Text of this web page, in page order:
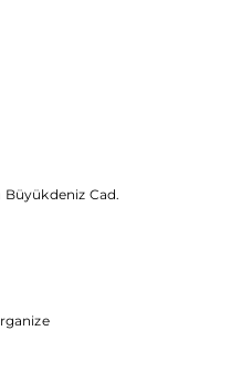
Büyükdeniz Cad.